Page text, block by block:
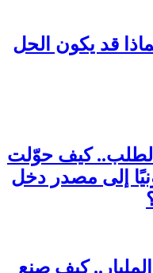
قد يكون الحل
كيف حوّلت
إلى مصدر دخل
كيف صنع